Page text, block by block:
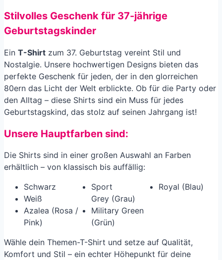
Stilvolles Geschenk für 37-jährige
Geburtstagskinder
Ein T-Shirt zum 37. Geburtstag vereint Stil und
Nostalgie. Unsere hochwertigen Designs bieten das
perfekte Geschenk für jeden, der in den glorreichen
80ern das Licht der Welt erblickte. Ob für die Party oder
den Alltag – diese Shirts sind ein Muss für jedes
Geburtstagskind, das stolz auf seinen Jahrgang ist!
Unsere Hauptfarben sind:
Die Shirts sind in einer großen Auswahl an Farben
erhältlich – von klassisch bis auffällig:
Schwarz
Weiß
Azalea (Rosa /
Pink)
Sport
Grey (Grau)
Military Green
(Grün)
Royal (Blau)
Wähle dein Themen-T-Shirt und setze auf Qualität,
Komfort und Stil – ein echter Höhepunkt für deine